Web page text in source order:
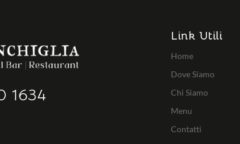
1634​
Link Utili
Home
Dove Siamo
Chi Siamo
Menu
Contatti